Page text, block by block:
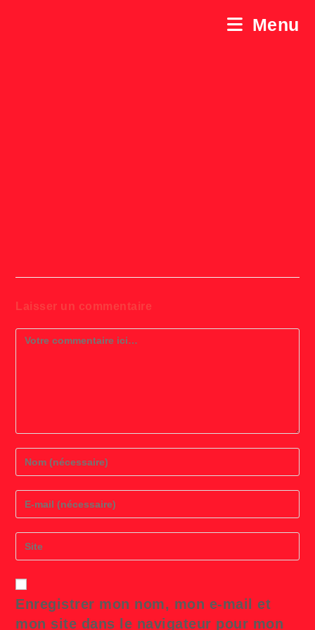
Menu
Laisser un commentaire
Comment
Enter
your
or
username
to
comment
Enter
your
address
comment
Saisir
l’URL
votre
site
(facultatif)
Enregistrer mon nom, mon e-mail et
mon site dans le navigateur pour mon